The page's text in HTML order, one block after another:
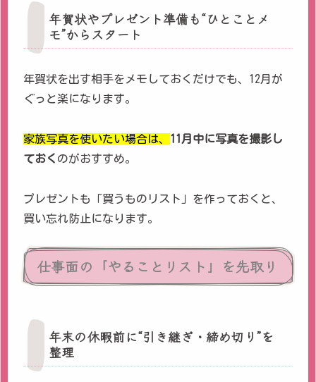
年賀状やプレゼント準備も“ひとことメ
モ”からスタート
年賀状を出す相手をメモしておくだけでも、12月が
ぐっと楽になります。
家族写真を使いたい場合は、 11月中に写真を撮影し
ておく のがおすすめ。
プレゼントも「買うものリスト」を作っておくと、
買い忘れ防止になります。
仕事面の「やることリスト」を先取り
年末の休暇前に“引き継ぎ・締め切り”を
整理